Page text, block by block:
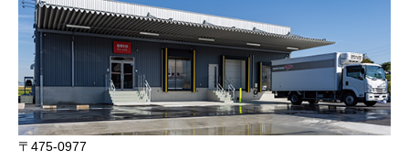
〒475-0977